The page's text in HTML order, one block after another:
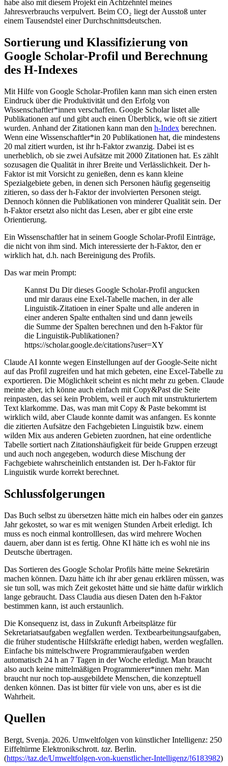
habe also mit diesem Projekt ein Achtzehntel meines
Jahresverbrauchs verpulvert. Beim CO₂ liegt der Ausstoß unter
einem Tausendstel einer Durchschnittsdeutschen.
Sortierung und Klassifizierung von
Google Scholar-Profil und Berechnung
des H-Indexes
Mit Hilfe von Google Scholar-Profilen kann man sich einen ersten
Eindruck über die Produktivität und den Erfolg von
Wissenschaftler*innen verschaffen. Google Scholar listet alle
Publikationen auf und gibt auch einen Überblick, wie oft sie zitiert
wurden. Anhand der Zitationen kann man den h-Index berechnen.
Wenn eine Wissenschaftler*in 20 Publikationen hat, die mindestens
20 mal zitiert wurden, ist ihr h-Faktor zwanzig. Dabei ist es
unerheblich, ob sie zwei Aufsätze mit 2000 Zitationen hat. Es zählt
sozusagen die Qualität in ihrer Breite und Verlässlichkeit. Der h-
Faktor ist mit Vorsicht zu genießen, denn es kann kleine
Spezialgebiete geben, in denen sich Personen häufig gegenseitig
zitieren, so dass der h-Faktor der involvierten Personen steigt.
Dennoch können die Publikationen von minderer Qualität sein. Der
h-Faktor ersetzt also nicht das Lesen, aber er gibt eine erste
Orientierung.
Ein Wissenschaftler hat in seinem Google Scholar-Profil Einträge,
die nicht von ihm sind. Mich interessierte der h-Faktor, den er
wirklich hat, d.h. nach Bereinigung des Profils.
Das war mein Prompt:
Kannst Du Dir dieses Google Scholar-Profil angucken
und mir daraus eine Exel-Tabelle machen, in der alle
Linguistik-Zitatioen in einer Spalte und alle anderen in
einer anderen Spalte enthalten sind und dann jeweils
die Summe der Spalten berechnen und den h-Faktor für
die Linguistik-Publikationen?
https://scholar.google.de/citations?user=XY
Claude AI konnte wegen Einstellungen auf der Google-Seite nicht
auf das Profil zugreifen und hat mich gebeten, eine Excel-Tabelle zu
exportieren. Die Möglichkeit scheint es nicht mehr zu geben. Claude
meinte aber, ich könne auch einfach mit Copy&Past die Seite
reinpasten, das sei kein Problem, weil er auch mit unstrukturiertem
Text klarkomme. Das, was man mit Copy & Paste bekommt ist
wirklich wild, aber Claude konnte damit was anfangen. Es konnte
die zitierten Aufsätze den Fachgebieten Linguistik bzw. einem
wilden Mix aus anderen Gebieten zuordnen, hat eine ordentliche
Tabelle sortiert nach Zitationshäufigkeit für beide Gruppen erzeugt
und auch noch angegeben, wodurch diese Mischung der
Fachgebiete wahrscheinlich entstanden ist. Der h-Faktor für
Linguistik wurde korrekt berechnet.
Schlussfolgerungen
Das Buch selbst zu übersetzen hätte mich ein halbes oder ein ganzes
Jahr gekostet, so war es mit wenigen Stunden Arbeit erledigt. Ich
muss es noch einmal kontrolllesen, das wird mehrere Wochen
dauern, aber dann ist es fertig. Ohne KI hätte ich es wohl nie ins
Deutsche übertragen.
Das Sortieren des Google Scholar Profils hätte meine Sekretärin
machen können. Dazu hätte ich ihr aber genau erklären müssen, was
sie tun soll, was mich Zeit gekostet hätte und sie hätte dafür wirklich
lange gebraucht. Dass Claudia aus diesen Daten den h-Faktor
bestimmen kann, ist auch erstaunlich.
Die Konsequenz ist, dass in Zukunft Arbeitsplätze für
Sekretariatsaufgaben wegfallen werden. Textbearbeitungsaufgaben,
die früher studentische Hilfskräfte erledigt haben, werden wegfallen.
Einfache bis mittelschwere Programmieraufgaben werden
automatisch 24 h an 7 Tagen in der Woche erledigt. Man braucht
also auch keine mittelmäßigen Programmierer*innen mehr. Man
braucht nur noch top-ausgebildete Menschen, die konzeptuell
denken können. Das ist bitter für viele von uns, aber es ist die
Wahrheit.
Quellen
Bergt, Svenja. 2026. Umweltfolgen von künstlicher Intelligenz: 250
Eiffeltürme Elektronikschrott. taz. Berlin.
(https://taz.de/Umweltfolgen-von-kuenstlicher-Intelligenz/!6183982)